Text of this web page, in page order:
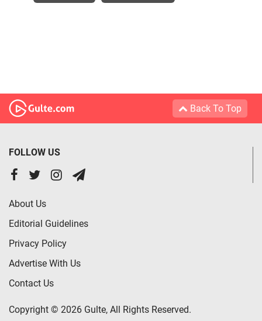
Back To Top
FOLLOW US
About Us
Editorial Guidelines
Privacy Policy
Advertise With Us
Contact Us
Copyright © 2026 Gulte, All Rights Reserved.